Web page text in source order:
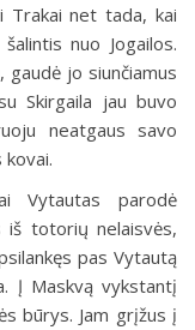
Trakai net tada, kai
nuo Jogailos.
gaudė jo siunčiamus
Skirgaila jau buvo
neatgaus savo
Vytautas parodė
iš totorių nelaisvės,
pas Vytautą
Į Maskvą vykstantį
būrys. Jam grįžus į